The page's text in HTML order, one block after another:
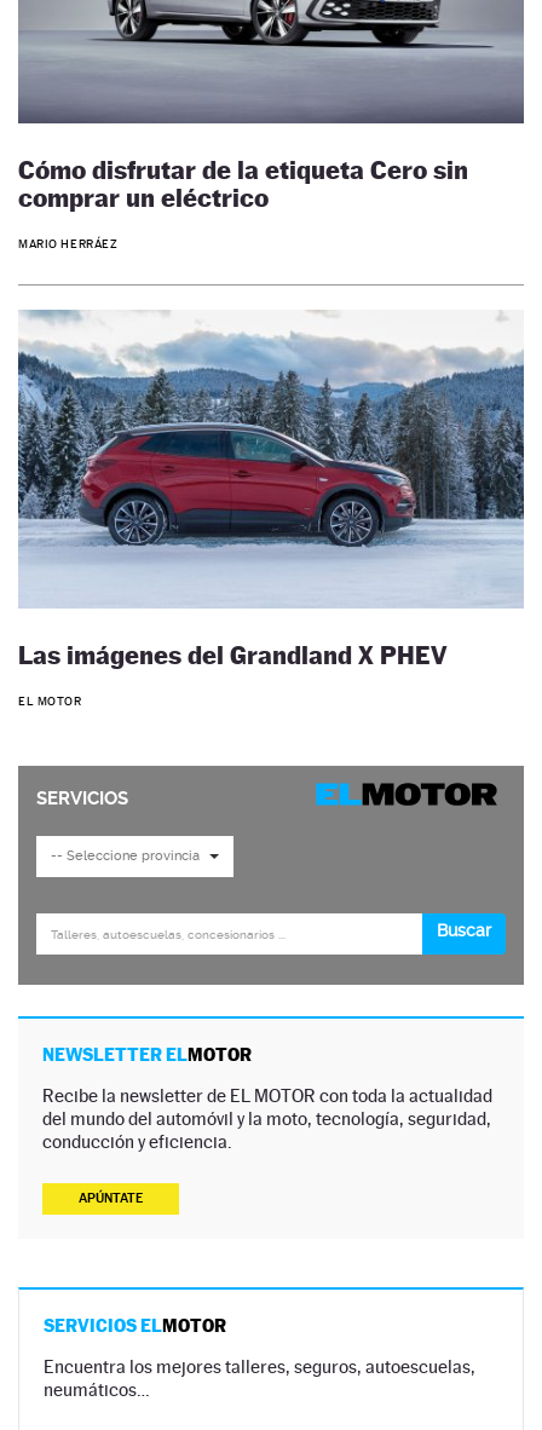
Cómo disfrutar de la etiqueta Cero sin
comprar un eléctrico
MARIO HERRÁEZ
Las imágenes del Grandland X PHEV
EL MOTOR
NEWSLETTER ELMOTOR
Recibe la newsletter de EL MOTOR con toda la actualidad
del mundo del automóvil y la moto, tecnología, seguridad,
conducción y eficiencia.
APÚNTATE
SERVICIOS ELMOTOR
Encuentra los mejores talleres, seguros, autoescuelas,
neumáticos…